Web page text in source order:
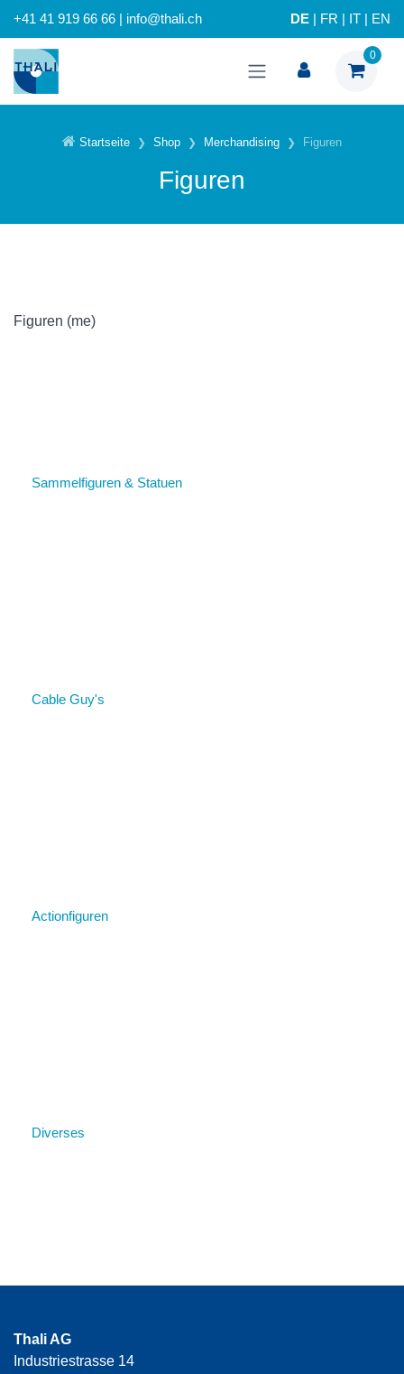
+41 41 919 66 66 | info@thali.ch DE FR IT EN
0
Startseite Shop Merchandising Figuren
Figuren
Figuren (me)
Sammelfiguren & Statuen
Cable Guy's
Actionfiguren
Diverses
Thali AG
Industriestrasse 14